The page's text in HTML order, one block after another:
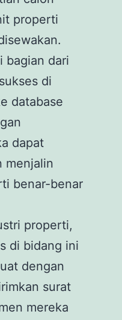
properti
bagian dari
di
database
dapat
menjalin
benar-benar
properti,
di bidang ini
dengan
surat
mereka